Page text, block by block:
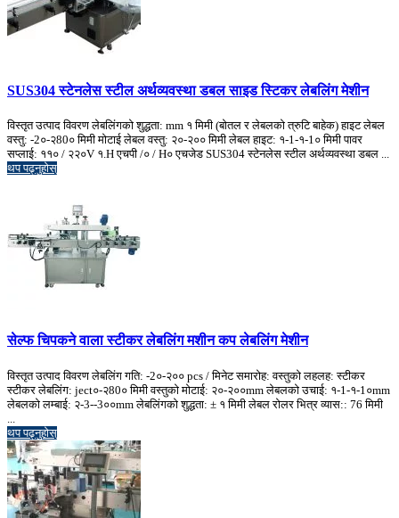
SUS304 स्टेनलेस स्टील अर्थव्यवस्था डबल साइड स्टिकर लेबलिंग मेशीन
विस्तृत उत्पाद विवरण लेबलिंगको शुद्धता: mm १ मिमी (बोतल र लेबलको त्रुटि बाहेक) हाइट लेबल
वस्तु: -2०-२80० मिमी मोटाई लेबल वस्तु: २०-२०० मिमी लेबल हाइट: १-1-१-1० मिमी पावर
सप्लाई: ११० / २२०V १.H एचपी /० / H० एचजेड SUS304 स्टेनलेस स्टील अर्थव्यवस्था डबल ...
थप पढ्नुहोस्
सेल्फ चिपकने वाला स्टीकर लेबलिंग मशीन कप लेबलिंग मेशीन
विस्तृत उत्पाद विवरण लेबलिंग गति: -2०-२०० pcs / मिनेट समारोह: वस्तुको लहलह: स्टीकर
स्टीकर लेबलिंग: ject०-२80० मिमी वस्तुको मोटाई: २०-२००mm लेबलको उचाई: १-1-१-1०mm
लेबलको लम्बाई: २-3--3००mm लेबलिंगको शुद्धता: ± १ मिमी लेबल रोलर भित्र व्यास:: 76 मिमी
थप पढ्नुहोस्